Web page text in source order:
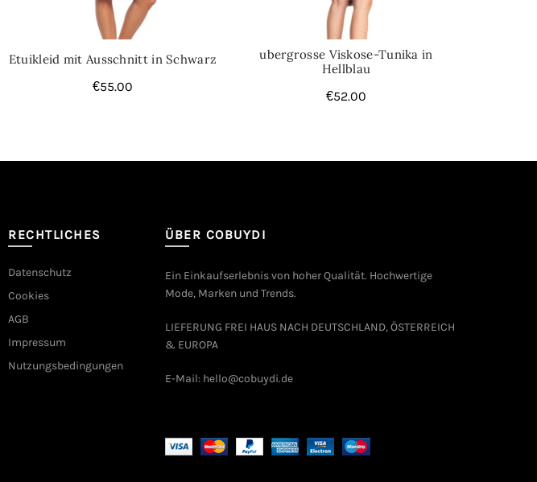
Etuikleid mit Ausschnitt in Schwarz
€55.00
ubergrosse Viskose-Tunika in
Hellblau
€52.00
RECHTLICHES
Datenschutz
Cookies
AGB
Impressum
Nutzungsbedingungen
ÜBER COBUYDI
Ein Einkaufserlebnis von hoher Qualität. Hochwertige
Mode, Marken und Trends.
LIEFERUNG FREI HAUS NACH DEUTSCHLAND, ÖSTERREICH
& EUROPA
E-Mail: hello@cobuydi.de